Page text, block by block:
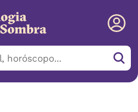
descubra o impacto no seu